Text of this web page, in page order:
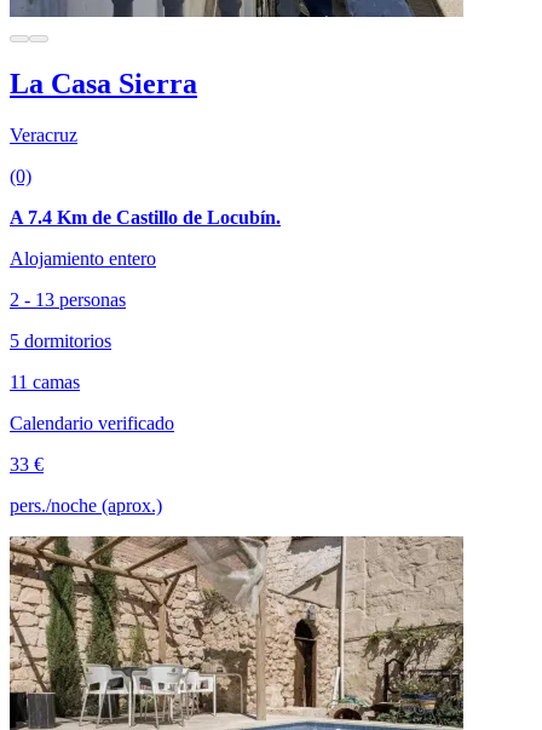
La Casa Sierra
Veracruz
(0)
A 7.4 Km de Castillo de Locubín.
Alojamiento entero
2 - 13 personas
5 dormitorios
11 camas
Calendario verificado
33 €
pers./noche (aprox.)